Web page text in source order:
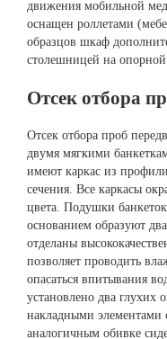
движения мобильной
оснащен роллетами
образцов шкаф
столешницей на опорной
Отсек отбора
Отсек отбора проб
двумя мягкими
имеют каркас из
сечения. Все каркасы
цвета. Подушки
основанием образуют
отделаны
позволяет проводить
опасаться впитывания
установлено два
накладными элементами
аналогичным обивке